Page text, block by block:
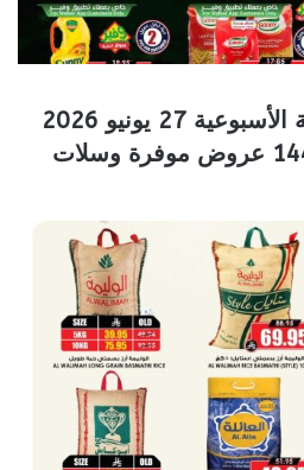
عروض الثلاجة العالمية الأسبوعية 27 يونيو 2026
الموافق 12 محرم 1448 عروض موفرة وسلات